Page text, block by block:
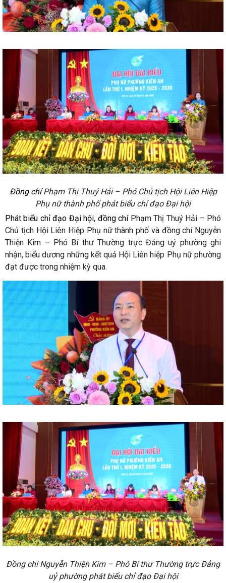
Đồng chíPhạm Thị Thuý Hải – Phó Chủ tịch Hội Liên Hiệp
Phụ nữ thành phố phát biểu chỉ đạo Đại hội
Phát biểu chỉ đạo Đại hội, đồng chí Phạm Thị Thuý Hải – Phó
Chủ tịch Hội Liên Hiệp Phụ nữ thành phố và đồng chí Nguyễn
Thiện Kim – Phó Bí thư Thường trực Đảng uỷ phường ghi
nhận, biểu dương những kết quả Hội Liên hiệp Phụ nữ phường
đạt được trong nhiệm kỳ qua.
Đồng chí Nguyễn Thiện Kim – Phó Bí thư Thường trực Đảng
uỷ phường phát biểu chỉ đạo Đại hội